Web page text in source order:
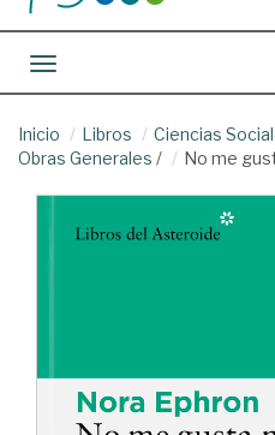
Toggle navigation
Inicio Libros Ciencias
Obras Generales / No me